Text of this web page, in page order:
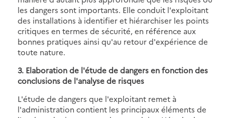
les dangers sont importants. Elle conduit l'exploitant
des installations à identifier et hiérarchiser les points
critiques en termes de sécurité, en référence aux
bonnes pratiques ainsi qu'au retour d'expérience de
toute nature.
3. Elaboration de l'étude de dangers en fonction des
conclusions de l'analyse de risques
L'étude de dangers que l'exploitant remet à
l'administration contient les principaux éléments de